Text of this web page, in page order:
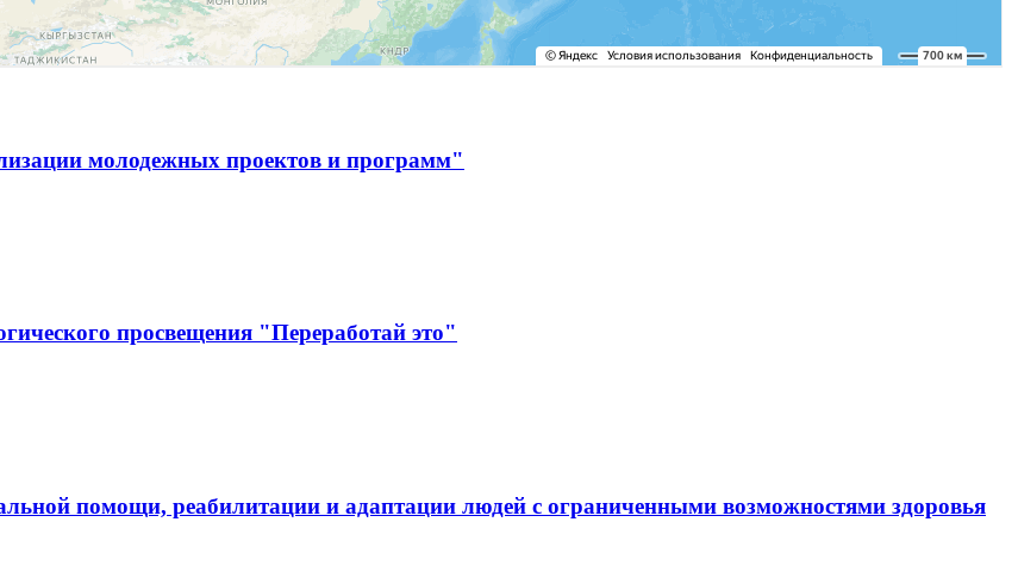
молодежных проектов и программ"
просвещения "Переработай это"
помощи, реабилитации и адаптации людей с ограниченными возможностями здоровья